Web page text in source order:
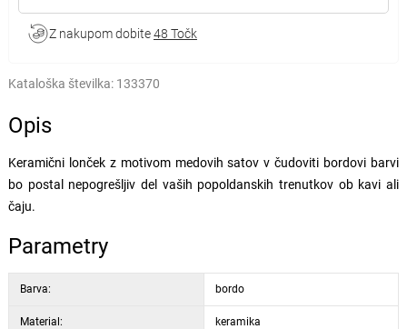
Z nakupom dobite48 Točk
Kataloška številka: 133370
Opis
Keramični lonček z motivom medovih satov v čudoviti bordovi barvi
bo postal nepogrešljiv del vaših popoldanskih trenutkov ob kavi ali
čaju.
Parametry
Barva: bordo
Material: keramika